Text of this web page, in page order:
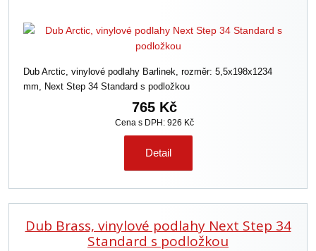
Dub Arctic, vinylové podlahy Barlinek, rozměr: 5,5x198x1234
mm, Next Step 34 Standard s podložkou
765 Kč
Cena s DPH: 926 Kč
Detail
Dub Brass, vinylové podlahy Next Step 34
Standard s podložkou